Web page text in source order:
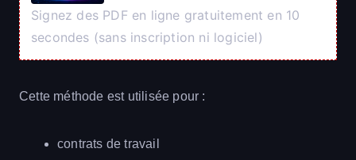
Signez des PDF en ligne gratuitement en 10
secondes (sans inscription ni logiciel)
Cette méthode est utilisée pour :
contrats de travail